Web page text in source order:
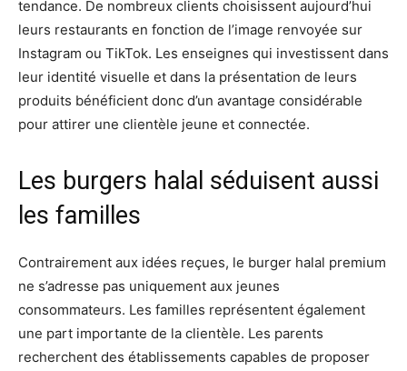
tendance. De nombreux clients choisissent aujourd’hui
leurs restaurants en fonction de l’image renvoyée sur
Instagram ou TikTok. Les enseignes qui investissent dans
leur identité visuelle et dans la présentation de leurs
produits bénéficient donc d’un avantage considérable
pour attirer une clientèle jeune et connectée.
Les burgers halal séduisent aussi
les familles
Contrairement aux idées reçues, le burger halal premium
ne s’adresse pas uniquement aux jeunes
consommateurs. Les familles représentent également
une part importante de la clientèle. Les parents
recherchent des établissements capables de proposer